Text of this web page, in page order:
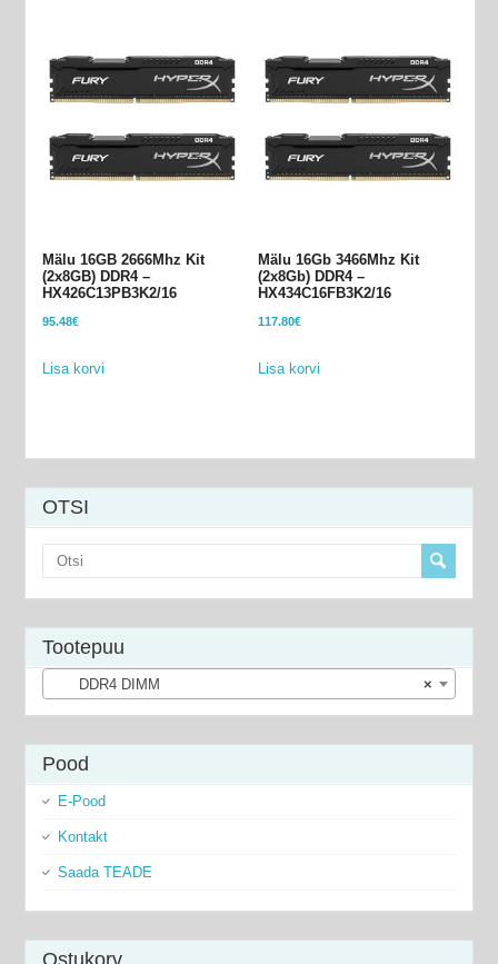
Mälu 16GB 2666Mhz Kit
(2x8GB) DDR4 –
HX426C13PB3K2/16
95.48€
Lisa korvi
Mälu 16Gb 3466Mhz Kit
(2x8Gb) DDR4 –
HX434C16FB3K2/16
117.80€
Lisa korvi
OTSI
Tootepuu
×
DDR4 DIMM
Pood
E-Pood
Kontakt
Saada TEADE
Ostukorv